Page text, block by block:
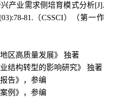
产业需求侧培育模式分析[J].
81. （CSSCI）（第一作
区高质量发展》
独著
结构转型的影响研究》
独著
告》，参编
例》，参编